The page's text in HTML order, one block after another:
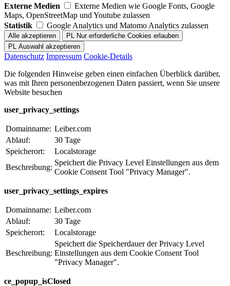
Externe Medien
Externe Medien wie Google Fonts, Google
Maps, OpenStreetMap und Youtube zulassen
Statistik
Google Analytics und Matomo Analytics zulassen
Datenschutz Impressum Cookie-Details
Die folgenden Hinweise geben einen einfachen Überblick darüber,
was mit Ihren personenbezogenen Daten passiert, wenn Sie unsere
Website besuchen
user_privacy_settings
Domainname: Leiber.com
Ablauf:
30 Tage
Speicherort:
Localstorage
Beschreibung:
Speichert die Privacy Level Einstellungen aus dem
Cookie Consent Tool "Privacy Manager".
user_privacy_settings_expires
Domainname: Leiber.com
Ablauf:
30 Tage
Speicherort:
Localstorage
Beschreibung:
Speichert die Speicherdauer der Privacy Level
Einstellungen aus dem Cookie Consent Tool
"Privacy Manager".
ce_popup_isClosed